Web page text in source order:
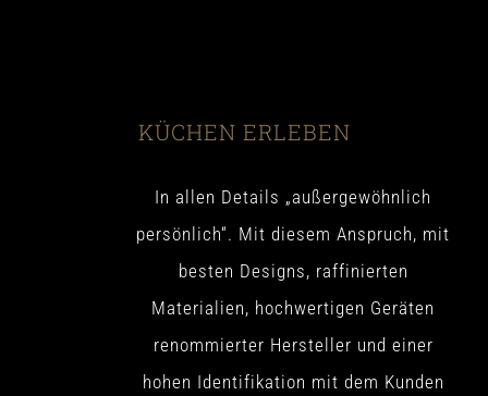
KÜCHEN ERLEBEN
In allen Details „außergewöhnlich
persönlich“. Mit diesem Anspruch, mit
besten Designs, raffinierten
Materialien, hochwertigen Geräten
renommierter Hersteller und einer
hohen Identifikation mit dem Kunden